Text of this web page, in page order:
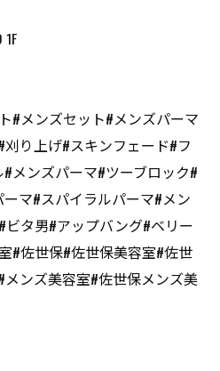
#メンズセット#メンズパーマ
り上げ#スキンフェード#フ
メンズパーマ#ツーブロック#
マ#スパイラルパーマ#メン
タ男#アップバング#ベリー
#佐世保#佐世保美容室#佐世
メンズ美容室#佐世保メンズ美